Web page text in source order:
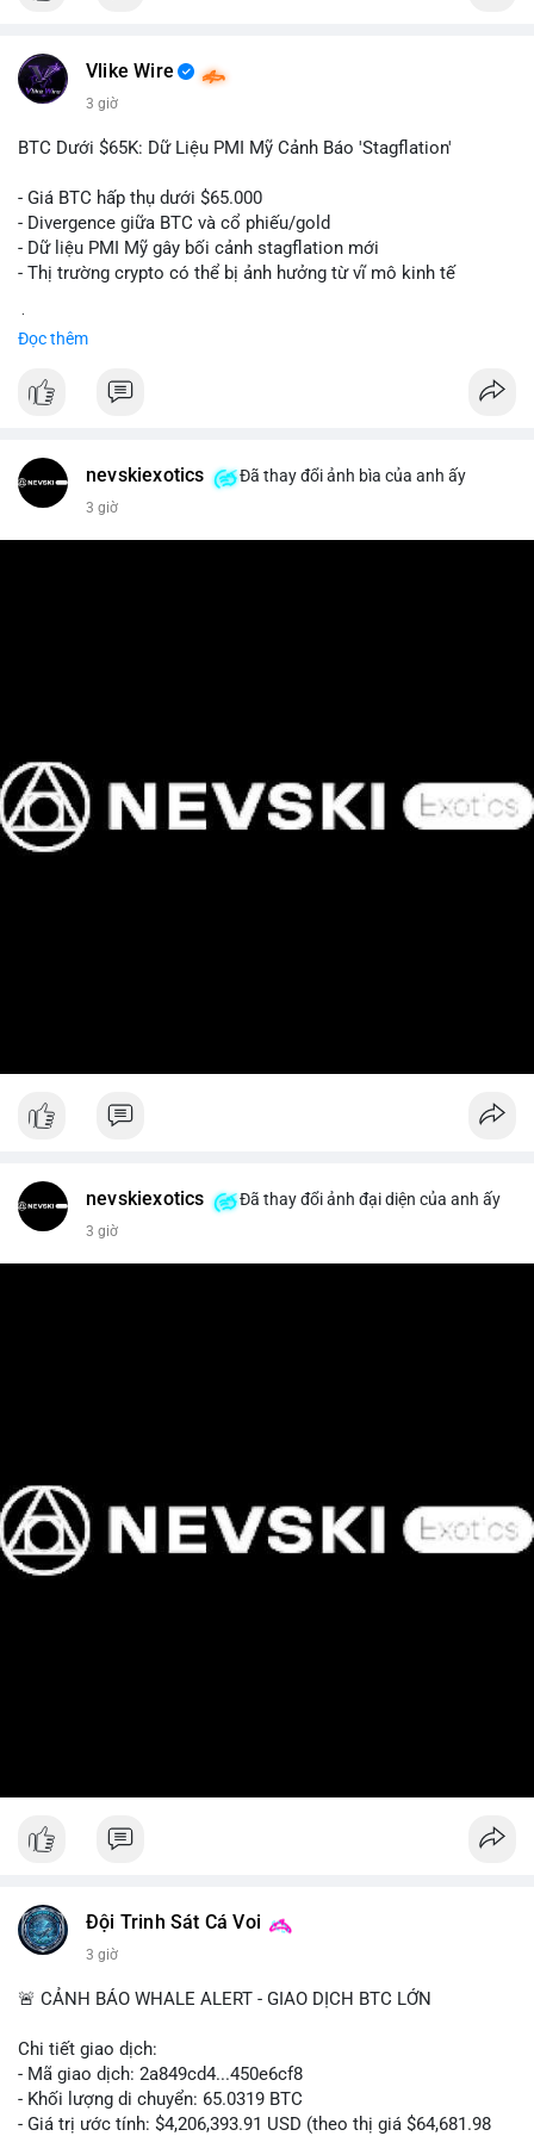
#vlikevn #titanbot
📰 Nguồn: Cointelegraph
Vlike Wire
3 giờ
BTC Dưới $65K: Dữ Liệu PMI Mỹ Cảnh Báo 'Stagflation'
- Giá BTC hấp thụ dưới $65.000
- Divergence giữa BTC và cổ phiếu/gold
- Dữ liệu PMI Mỹ gây bối cảnh stagflation mới
- Thị trường crypto có thể bị ảnh hưởng từ vĩ mô kinh tế
Đọc thêm
nevskiexotics Đã thay đổi ảnh bìa của anh ấy
3 giờ
nevskiexotics Đã thay đổi ảnh đại diện của anh ấy
3 giờ
Đội Trinh Sát Cá Voi
3 giờ
🚨 CẢNH BÁO WHALE ALERT - GIAO DỊCH BTC LỚN
Chi tiết giao dịch:
- Mã giao dịch: 2a849cd4...450e6cf8
- Khối lượng di chuyển: 65.0319 BTC
- Giá trị ước tính: $4,206,393.91 USD (theo thị giá $64,681.98